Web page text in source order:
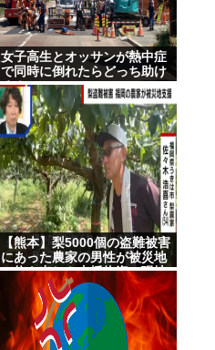
女子高生とオッサンが熱中症
で同時に倒れたらどっち助け
る？
【熊本】梨5000個の盗難被害
にあった農家の男性が被災地
で炊き出しや支援物資、現地
で目にした”助け合いの輪”